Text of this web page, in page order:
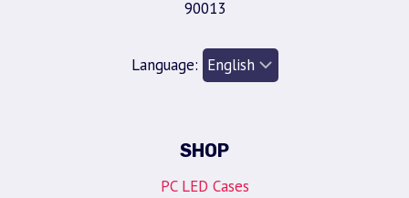
90013
Language:
SHOP
PC LED Cases